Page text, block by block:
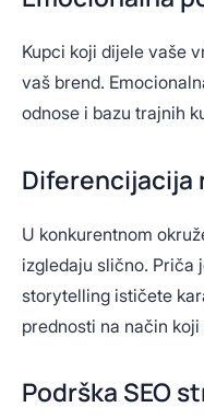
Kupci koji dijele vaše
vaš brend.
odnose i bazu trajnih
Diferencijacija
U konkurentnom
izgledaju slično. Priča
storytelling ističete
prednosti na način
Podrška SEO